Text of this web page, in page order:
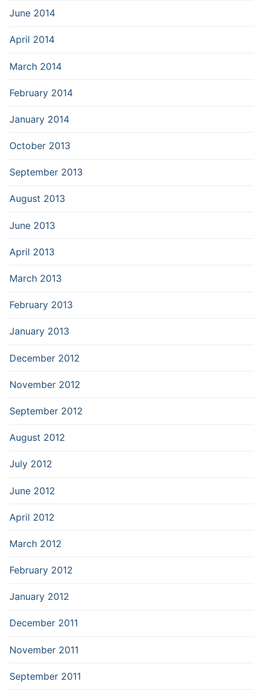
June 2014
April 2014
March 2014
February 2014
January 2014
October 2013
September 2013
August 2013
June 2013
April 2013
March 2013
February 2013
January 2013
December 2012
November 2012
September 2012
August 2012
July 2012
June 2012
April 2012
March 2012
February 2012
January 2012
December 2011
November 2011
September 2011